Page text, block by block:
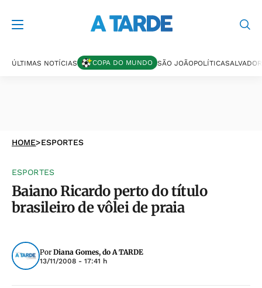
ÚLTIMAS NOTÍCIAS COPA DO MUNDO SÃO JOÃOPOLÍTICASALVADOR
HOME>ESPORTES
ESPORTES
Baiano Ricardo perto do título
brasileiro de vôlei de praia
Por Diana Gomes, do A TARDE
13/11/2008 - 17:41 h